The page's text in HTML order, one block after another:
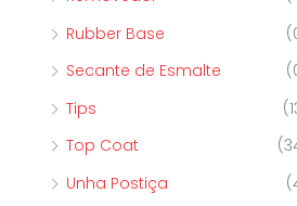
Rubber Base
Secante de Esmalte
Tips
Top Coat
Unha Postiça